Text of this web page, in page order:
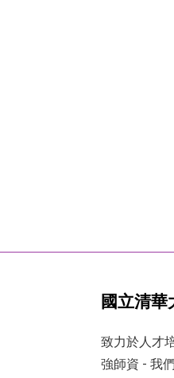
國立清華
致力於人才
強師資 - 我